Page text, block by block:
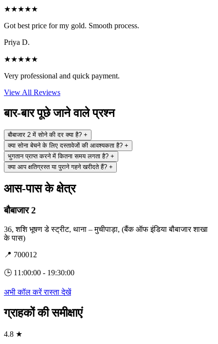
★★★★★
Got best price for my gold. Smooth process.
Priya D.
★★★★★
Very professional and quick payment.
View All Reviews
बार-बार पूछे जाने वाले प्रश्न
बौबाजार 2 में सोने की दर क्या है? +
क्या सोना बेचने के लिए दस्तावेजों की आवश्यकता है? +
भुगतान प्राप्त करने में कितना समय लगता है? +
क्या आप क्षतिग्रस्त या पुराने गहने खरीदते हैं? +
आस-पास के क्षेत्र
बौबाजार 2
36, शशि भूषण डे स्ट्रीट, थाना – मुचीपाड़ा, (बैंक ऑफ इंडिया बौबाजार शाखा
के पास)
📍 700012
🕒 11:00:00 - 19:30:00
अभी कॉल करेंरास्ता देखें
ग्राहकों की समीक्षाएं
4.8 ★